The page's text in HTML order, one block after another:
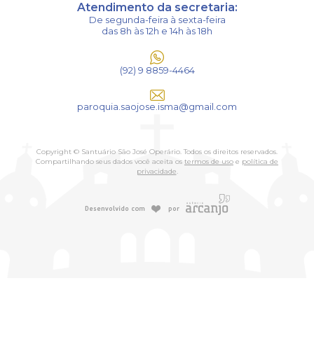
Atendimento da secretaria:
De segunda-feira à sexta-feira
das 8h às 12h e 14h às 18h
(92) 9 8859-4464
paroquia.saojose.isma@gmail.com
Copyright © Santuário São José Operário. Todos os direitos reservados.
Compartilhando seus dados você aceita os termos de uso e política de
privacidade.